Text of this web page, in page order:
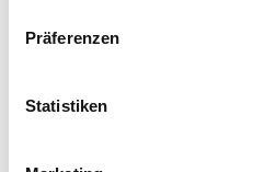
Präferenzen
Statistiken
Schutz vor Hardware-